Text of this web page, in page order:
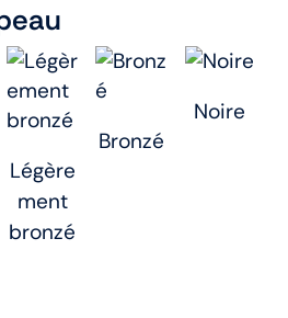
Légère
ment
bronzé
Bronzé
Noire